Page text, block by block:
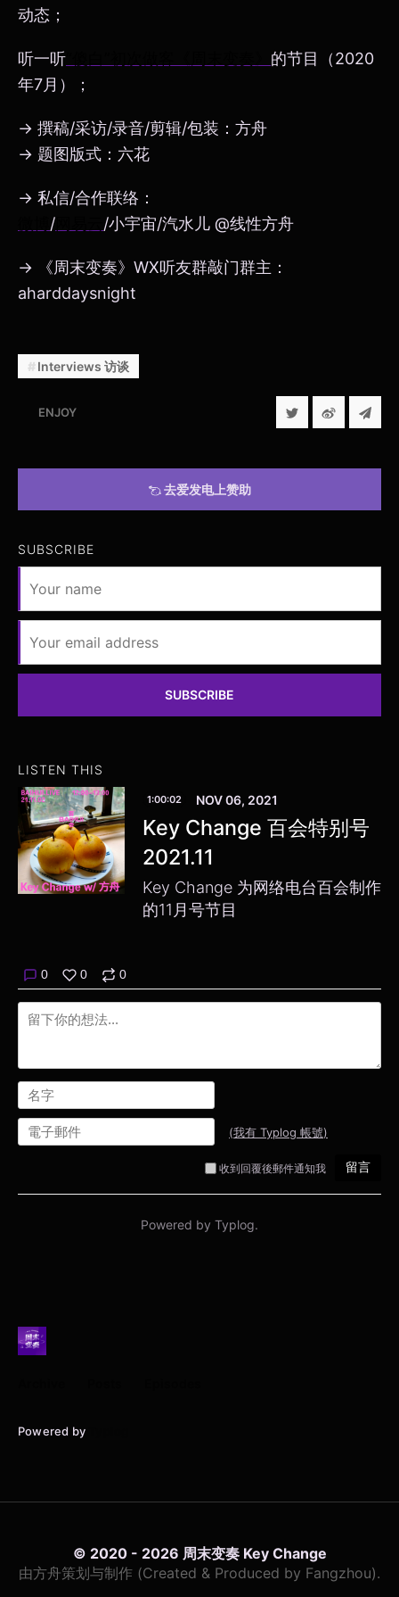
动态；
听一听
的节目（2020
年7月）；
→ 撰稿/采访/录音/剪辑/包装：方舟
→ 题图版式：六花
→ 私信/合作联络：
/ /小宇宙/汽水儿 @线性方舟
→ 《周末变奏》WX听友群敲门群主：
aharddaysnight
Interviews 访谈
ENJOY
去爱发电上赞助
SUBSCRIBE
SUBSCRIBE
LISTEN THIS
1:00:02 NOV 06, 2021
Key Change 百会特别号
2021.11
Key Change 为网络电台百会制作
的11月号节目
Powered by
© 2020 - 2026 周末变奏 Key Change
由方舟策划与制作 (Created & Produced by Fangzhou).